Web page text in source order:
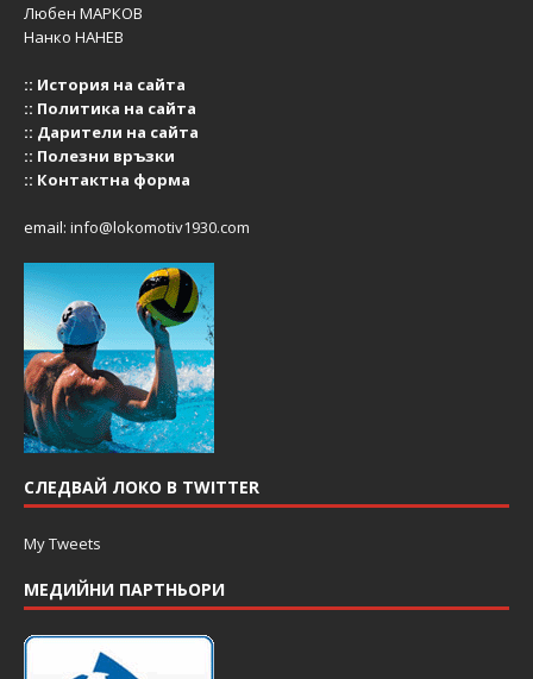
Любен МАРКОВ
Нанко НАНЕВ
:: История на сайта
:: Политика на сайта
:: Дарители на сайта
:: Полезни връзки
:: Контактна форма
email: info@lokomotiv1930.com
СЛЕДВАЙ ЛОКО В TWITTER
My Tweets
МЕДИЙНИ ПАРТНЬОРИ